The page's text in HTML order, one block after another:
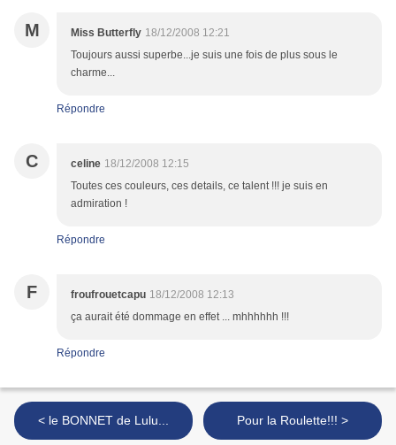
M Miss Butterfly 18/12/2008 12:21
Toujours aussi superbe...je suis une fois de plus sous le
charme...
Répondre
C celine 18/12/2008 12:15
Toutes ces couleurs, ces details, ce talent !!! je suis en
admiration !
Répondre
F froufrouetcapu 18/12/2008 12:13
ça aurait été dommage en effet ... mhhhhhh !!!
Répondre
< le BONNET de Lulu... Pour la Roulette!!! >